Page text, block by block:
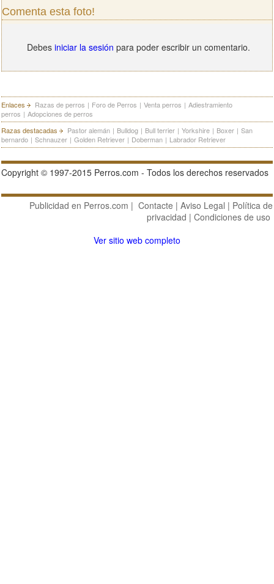
Comenta esta foto!
Debes iniciar la sesión para poder escribir un comentario.
Enlaces Razas de perros | Foro de Perros | Venta perros | Adiestramiento
perros | Adopciones de perros
Razas destacadas
Pastor alemán | Bulldog | Bull terrier | Yorkshire | Boxer | San
bernardo | Schnauzer | Golden Retriever | Doberman | Labrador Retriever
Copyright © 1997-2015 Perros.com - Todos los derechos reservados
Publicidad en Perros.com | Contacte | Aviso Legal | Política de
privacidad | Condiciones de uso
Ver sitio web completo